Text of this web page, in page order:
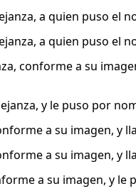
a quien puso el
a quien puso el
conforme a su
y le puso por
a su imagen, y
a su imagen, y
a su imagen, y le